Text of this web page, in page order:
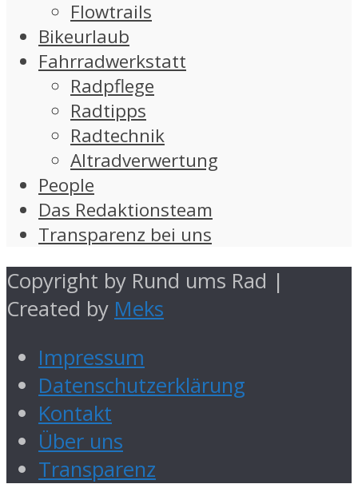
Flowtrails
Bikeurlaub
Fahrradwerkstatt
Radpflege
Radtipps
Radtechnik
Altradverwertung
People
Das Redaktionsteam
Transparenz bei uns
Copyright by Rund ums Rad |
Created by Meks
Impressum
Datenschutzerklärung
Kontakt
Über uns
Transparenz